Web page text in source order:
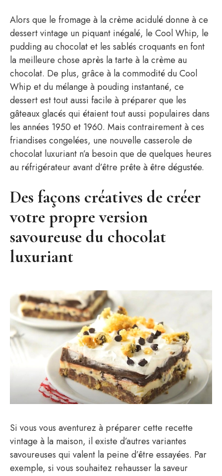
Alors que le fromage à la crème acidulé donne à ce
dessert vintage un piquant inégalé, le Cool Whip, le
pudding au chocolat et les sablés croquants en font
la meilleure chose après la tarte à la crème au
chocolat. De plus, grâce à la commodité du Cool
Whip et du mélange à pouding instantané, ce
dessert est tout aussi facile à préparer que les
gâteaux glacés qui étaient tout aussi populaires dans
les années 1950 et 1960. Mais contrairement à ces
friandises congelées, une nouvelle casserole de
chocolat luxuriant n’a besoin que de quelques heures
au réfrigérateur avant d’être prête à être dégustée.
Des façons créatives de créer
votre propre version
savoureuse du chocolat
luxuriant
Si vous vous aventurez à préparer cette recette
vintage à la maison, il existe d’autres variantes
savoureuses qui valent la peine d’être essayées. Par
exemple, si vous souhaitez rehausser la saveur